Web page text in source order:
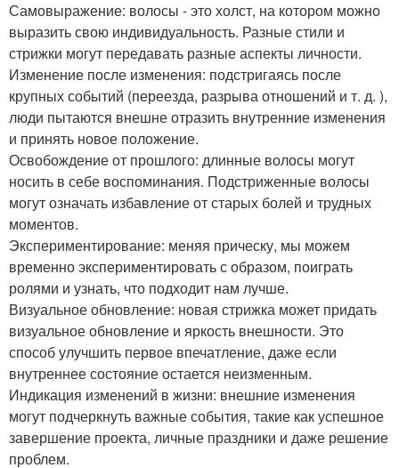
Самовыражение: волосы - это холст, на котором можно
выразить свою индивидуальность. Разные стили и
стрижки могут передавать разные аспекты личности.
Изменение после изменения: подстригаясь после
крупных событий (переезда, разрыва отношений и т. д. ),
люди пытаются внешне отразить внутренние изменения
и принять новое положение.
Освобождение от прошлого: длинные волосы могут
носить в себе воспоминания. Подстриженные волосы
могут означать избавление от старых болей и трудных
моментов.
Экспериментирование: меняя прическу, мы можем
временно экспериментировать с образом, поиграть
ролями и узнать, что подходит нам лучше.
Визуальное обновление: новая стрижка может придать
визуальное обновление и яркость внешности. Это
способ улучшить первое впечатление, даже если
внутреннее состояние остается неизменным.
Индикация изменений в жизни: внешние изменения
могут подчеркнуть важные события, такие как успешное
завершение проекта, личные праздники и даже решение
проблем.